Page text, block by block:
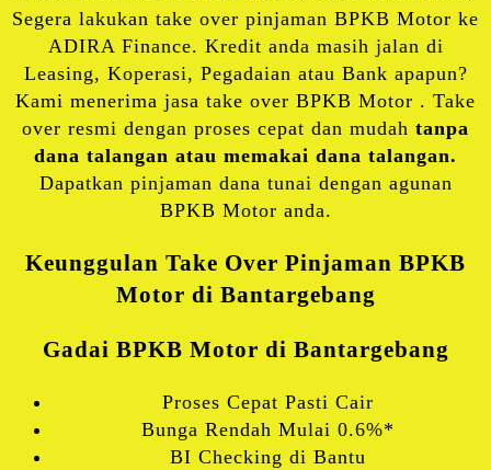
Segera lakukan take over pinjaman BPKB Motor ke
ADIRA Finance. Kredit anda masih jalan di
Leasing, Koperasi, Pegadaian atau Bank apapun?
Kami menerima jasa take over BPKB Motor . Take
over resmi dengan proses cepat dan mudah tanpa
dana talangan atau memakai dana talangan.
Dapatkan pinjaman dana tunai dengan agunan
BPKB Motor anda.
Keunggulan Take Over Pinjaman BPKB
Motor di Bantargebang
Gadai BPKB Motor di Bantargebang
Proses Cepat Pasti Cair
Bunga Rendah Mulai 0.6%*
BI Checking di Bantu